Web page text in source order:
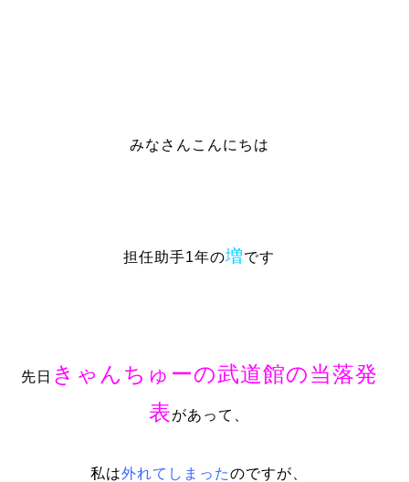
みなさんこんにちは
担任助手1年の増です
先日 きゃんちゅーの武道館の当落発
表があって、
私は外れてしまったのですが、